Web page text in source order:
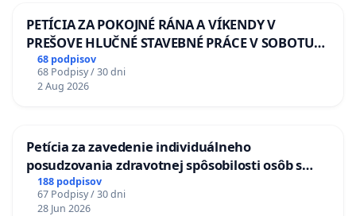
PETÍCIA ZA POKOJNÉ RÁNA A VÍKENDY V
PREŠOVE HLUČNÉ STAVEBNÉ PRÁCE V SOBOTU
LEN OD 9.00 DO 13.00 HOD., CEZ PRACOVNÝ
TÝŽDEŇ CIEĽ 8.00 – 18.00 HOD. A PRAVIDELNÁ
KONTROLA STAVBY C-AREA NA
68 podpisov
68 Podpisy / 30 dni
2 Aug 2026
Petícia za zavedenie individuálneho
posudzovania zdravotnej spôsobilosti osôb s
diabetom 1. a 2. typu pri prijímaní do
Policajného zboru SR
188 podpisov
67 Podpisy / 30 dni
28 Jun 2026